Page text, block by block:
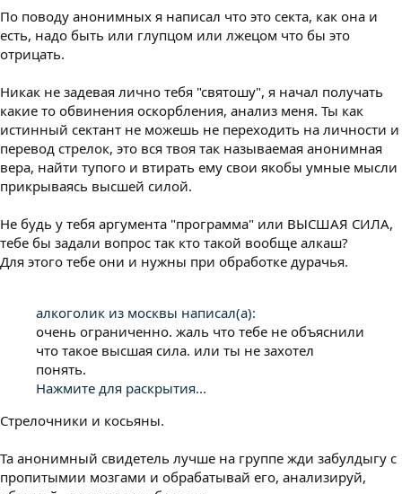
По поводу анонимных я написал что это секта, как она и
есть, надо быть или глупцом или лжецом что бы это
отрицать.
Никак не задевая лично тебя "святошу", я начал получать
какие то обвинения оскорбления, анализ меня. Ты как
истинный сектант не можешь не переходить на личности и
перевод стрелок, это вся твоя так называемая анонимная
вера, найти тупого и втирать ему свои якобы умные мысли
прикрываясь высшей силой.
Не будь у тебя аргумента "программа" или ВЫСШАЯ СИЛА,
тебе бы задали вопрос так кто такой вообще алкаш?
Для этого тебе они и нужны при обработке дурачья.
алкоголик из москвы написал(а):
очень ограниченно. жаль что тебе не объяснили
что такое высшая сила. или ты не захотел
понять.
Нажмите для раскрытия...
Стрелочники и косьяны.
Та анонимный свидетель лучше на группе жди забулдыгу с
пропитымии мозгами и обрабатывай его, анализируй,